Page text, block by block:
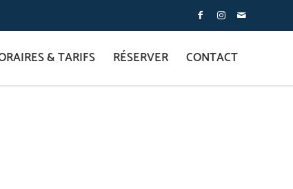
& TARIFS RÉSERVER CONTACT